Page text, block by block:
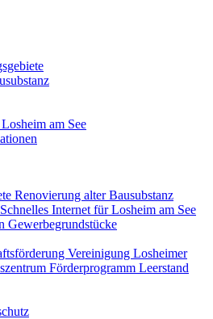
am See
Renovierung alter Bausubstanz
Schnelles Internet für Losheim am See
Gewerbegrundstücke
Vereinigung Losheimer
Förderprogramm Leerstand